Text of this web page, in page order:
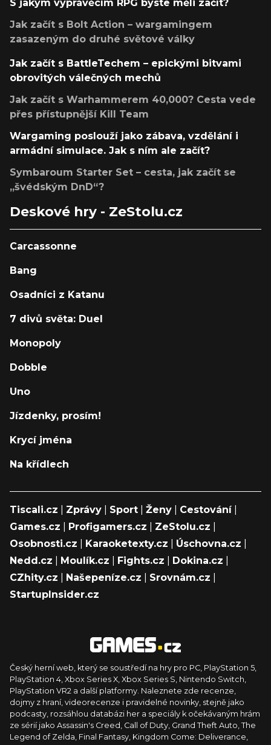
S jakým vyprávěcím RPG byste měli začít?
Jak začít s Bolt Action – wargamingem
zasazeným do druhé světové války
Jak začít s BattleTechem – epickými bitvami
obrovitých válečných mechů
Jak začít s Warhammerem 40,000? Cesta vede
přes přístupnější Kill Team
Wargaming poslouží jako zábava, vzdělání i
armádní simulace. Jak s ním ale začít?
Symbaroum Starter Set – cesta, jak začít se
„švédským DnD“?
Deskové hry - ZeStolu.cz
Carcassonne
Bang
Osadníci z Katanu
7 divů světa: Duel
Monopoly
Dobble
Uno
Jízdenky, prosím!
Krycí jména
Na křídlech
Tiscali.cz Zprávy Sport Ženy Cestování|
Games.cz
Profigamers.cz ZeStolu.cz
Osobnosti.cz
Karaoketexty.cz Úschovna.cz
Nedd.cz
Moulík.cz Fights.cz Dokina.cz
CZhity.cz
Našepeníze.cz Srovnám.cz
StartupInsider.cz
Český herní web, který se soustředí na hry pro PC, PlayStation 5,
PlayStation 4, Xbox Series X, Xbox Series S, Nintendo Switch,
PlayStation VR2 a další platformy. Naleznete zde recenze,
dojmy z hraní, videorecenze i pravidelné novinky, stejně jako
podcasty, rozsáhlou databázi her a speciály k očekávaným hrám
ze sérií jako Assassin's Creed, Call of Duty, Grand Theft Auto, The
Legend of Zelda, Final Fantasy, Kingdom Come: Deliverance,